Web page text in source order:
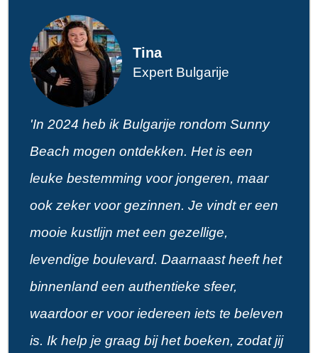
Tina
Expert Bulgarije
'In 2024 heb ik Bulgarije rondom Sunny
Beach mogen ontdekken. Het is een
leuke bestemming voor jongeren, maar
ook zeker voor gezinnen. Je vindt er een
mooie kustlijn met een gezellige,
levendige boulevard. Daarnaast heeft het
binnenland een authentieke sfeer,
waardoor er voor iedereen iets te beleven
is. Ik help je graag bij het boeken, zodat jij